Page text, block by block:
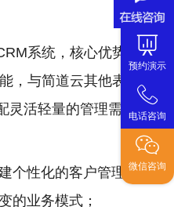
预约演示
电话咨询
微信咨询
系统，核心优势是零
，与简道云其他表单、
灵活轻量的管理需求。
个性化的客户管理、商
的业务模式；